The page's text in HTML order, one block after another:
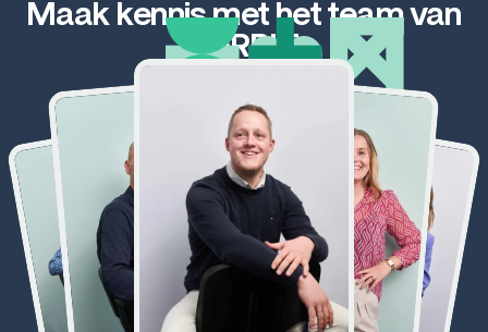
wetgeving &
compliance
Maak kennis met het team van
GERRIT